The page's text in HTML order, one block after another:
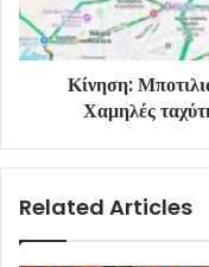
Κίνηση:
Χαμηλές
Related Articles